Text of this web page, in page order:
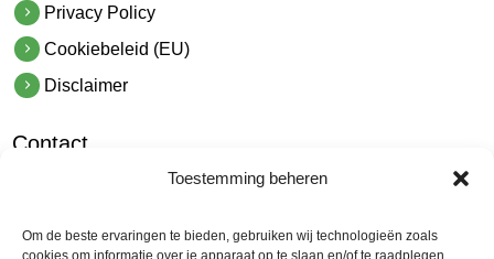
Toestemming beheren
Om de beste ervaringen te bieden, gebruiken wij technologieën zoals
cookies om informatie over je apparaat op te slaan en/of te raadplegen.
Privacy Policy
Cookiebeleid (EU)
Disclaimer
Contact
t.0228 53 00 40